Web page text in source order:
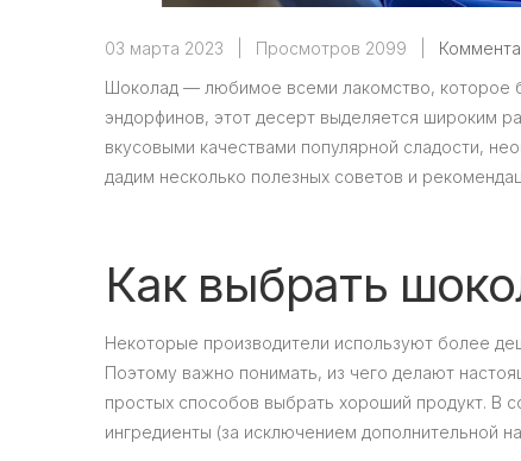
03 марта 2023 Просмотров 2099
Шоколад — любимое всеми лакомство, которое
эндорфинов, этот десерт выделяется широким
вкусовыми качествами популярной сладости,
дадим несколько полезных советов и
Как выбрать
Некоторые производители используют более
Поэтому важно понимать, из чего делают
простых способов выбрать хороший продукт. В
ингредиенты (за исключением дополнительной